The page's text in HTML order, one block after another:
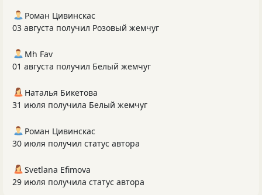
Роман Цивинскас
03 августа получил Розовый жемчуг
Mh Fav
01 августа получил Белый жемчуг
Наталья Бикетова
31 июля получила Белый жемчуг
Роман Цивинскас
30 июля получил статус автора
Svetlana Efimova
29 июля получила статус автора